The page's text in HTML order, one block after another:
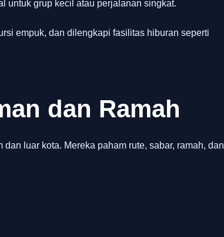
untuk grup kecil atau perjalanan singkat.
empuk, dan dilengkapi fasilitas hiburan seperti
dan Ramah
luar kota. Mereka paham rute, sabar, ramah, dan